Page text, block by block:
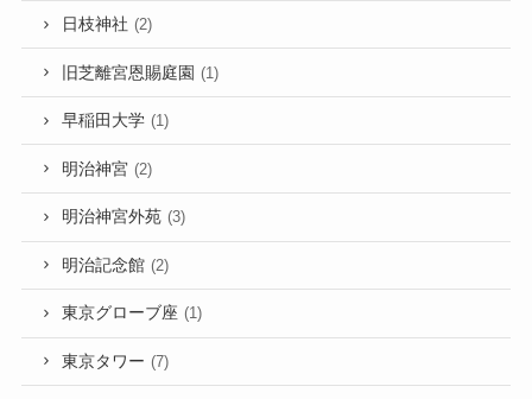
日枝神社 (2)
旧芝離宮恩賜庭園 (1)
早稲田大学 (1)
明治神宮 (2)
明治神宮外苑 (3)
明治記念館 (2)
東京グローブ座 (1)
東京タワー (7)